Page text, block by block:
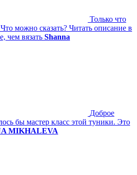
Только что
Что можно сказать? Читать описание в
чем вязать Shanna
Доброе
бы мастер класс этой туники. Это
MIKHALEVA